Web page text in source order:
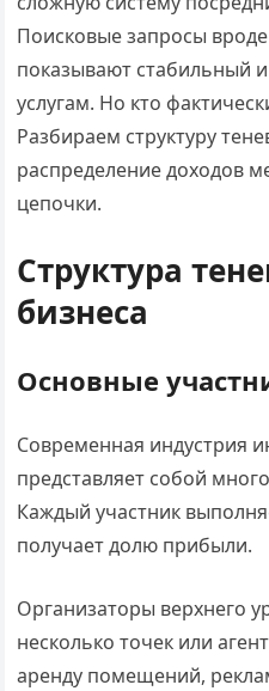
Поисковые запросы
показывают стабильный
услугам. Но кто
Разбираем структуру
распределение доходов
цепочки.
Структура
бизнеса
Основные
Современная индустрия
представляет собой
Каждый участник
получает долю прибыли.
Организаторы верхнего
несколько точек или
аренду помещений,